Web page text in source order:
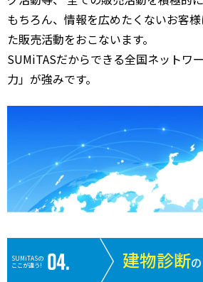
もちろん、情報を広めたくないお客
た販売活動をおこないます。
SUMiTASだからできる全国ネットワ
力」が強みです。
SUMiTASの
ここが違う!
建物診断